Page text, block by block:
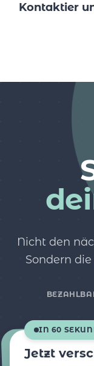
Kontaktier
Nicht den
Sondern
IN 60
Jetzt